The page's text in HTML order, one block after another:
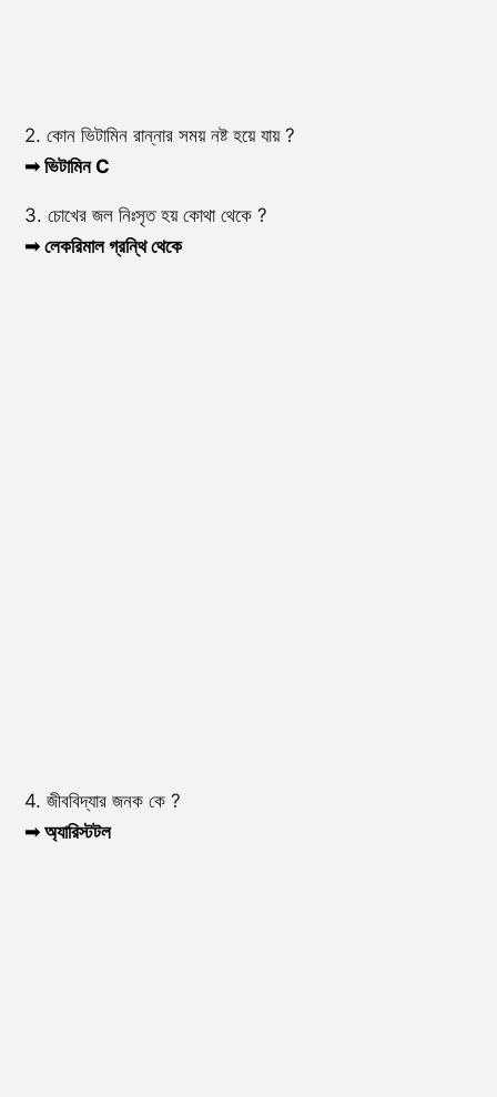
2. কোন ভিটামিন রান্নার সময় নষ্ট হয়ে যায় ?
➟ ভিটামিন C
3. চোখের জল নিঃসৃত হয় কোথা থেকে ?
➟ লেকরিমাল গ্রন্থি থেকে
4. জীববিদ্যার জনক কে ?
➟ অ্যারিস্টটল